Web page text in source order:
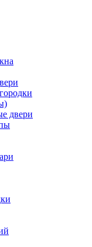
двери